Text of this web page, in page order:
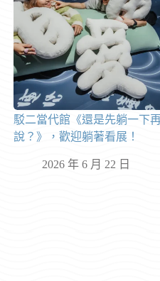
駁二當代館《還是先躺一下
說？》，歡迎躺著看展！
2026 年 6 月 22 日